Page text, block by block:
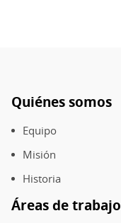
Pie
de
página
Quiénes somos
Equipo
Misión
Historia
Áreas de trabajo